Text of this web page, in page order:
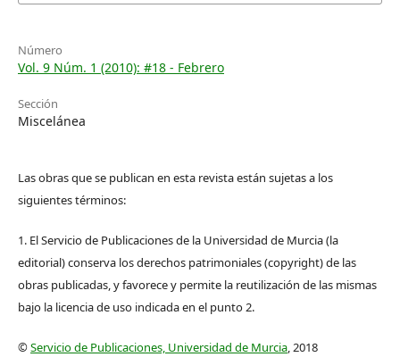
Número
Vol. 9 Núm. 1 (2010): #18 - Febrero
Sección
Miscelánea
Las obras que se publican en esta revista están sujetas a los
siguientes términos:
1. El Servicio de Publicaciones de la Universidad de Murcia (la
editorial) conserva los derechos patrimoniales (copyright) de las
obras publicadas, y favorece y permite la reutilización de las mismas
bajo la licencia de uso indicada en el punto 2.
©Servicio de Publicaciones, Universidad de Murcia, 2018